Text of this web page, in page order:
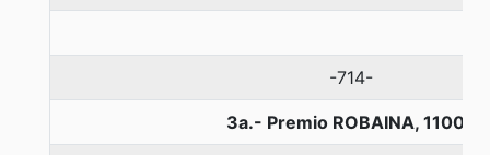
-714-
3a.- Premio ROBAINA, 1100